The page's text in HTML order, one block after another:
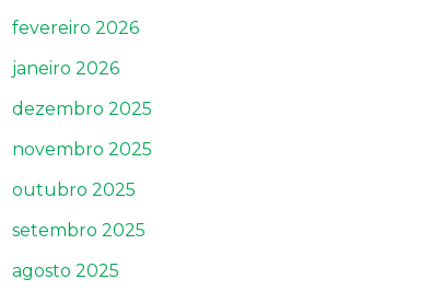
fevereiro 2026
janeiro 2026
dezembro 2025
novembro 2025
outubro 2025
setembro 2025
agosto 2025